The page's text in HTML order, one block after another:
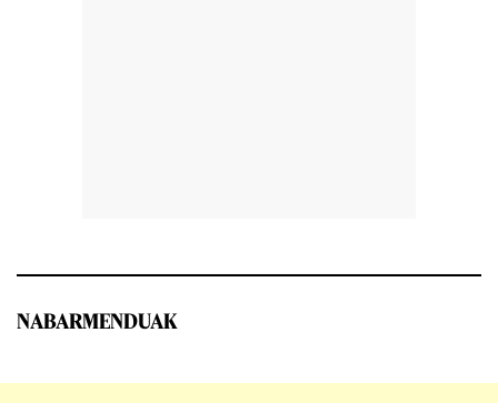
NABARMENDUAK